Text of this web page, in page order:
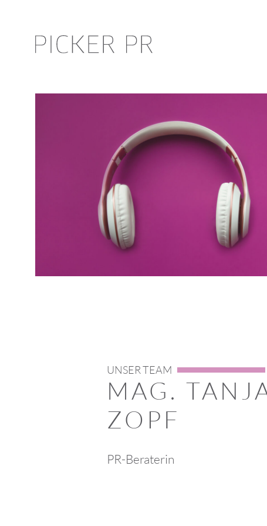
UNSER TEAM
MAG.
ZOPF
PR-Beraterin